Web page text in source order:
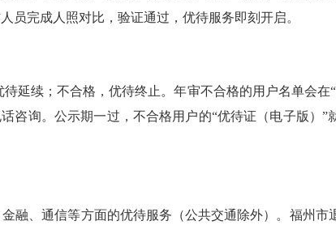
员完成人照对比，验证通过，优待服务即刻开启。
续；不合格，优待终止。年审不合格的用户名单会在“
咨询。公示期一过，不合格用户的“优待证（电子版）”
、通信等方面的优待服务（公共交通除外）。福州市